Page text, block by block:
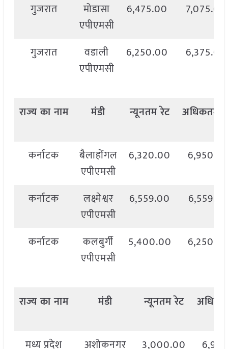
गुजरात
मोडासा
एपीएमसी
6,475.00 7,075.00
गुजरात
वडाली
एपीएमसी
6,250.00 6,375.00
राज्यकानाम मंडी न्यूनतमरेट अधिकतम
कर्नाटक
बैलाहोंगल
एपीएमसी
6,320.00
कर्नाटक
लक्ष्मेश्वर
एपीएमसी
6,559.00
कर्नाटक
कलबुर्गी
एपीएमसी
5,400.00
राज्यकानाम मंडी न्यूनतमरेट
मध्य प्रदेश अशोकनगर 3,000.00